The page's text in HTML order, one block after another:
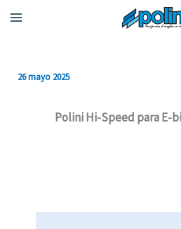
26 mayo 2025
Polini Hi-Speed para E-